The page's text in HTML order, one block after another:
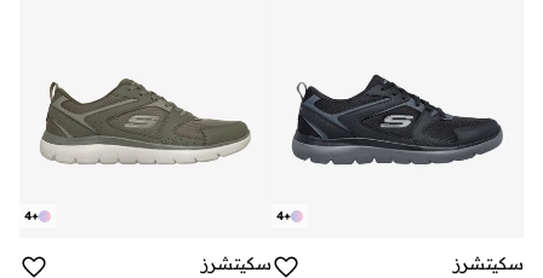
+
4
سكيتشرز
+
4
سكيتشرز